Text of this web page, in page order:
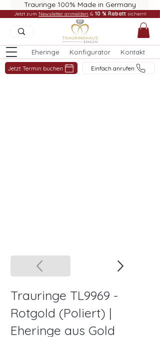
Trauringe 100% Made in Germany
Eheringe Konfigurator Kontakt
Jetzt Termin buchen Einfach anrufen
Jetzt zum Newsletter anmelden & 10 % Rabatt sichern!
Trauringe TL9969 -
Rotgold (Poliert) |
Eheringe aus Gold